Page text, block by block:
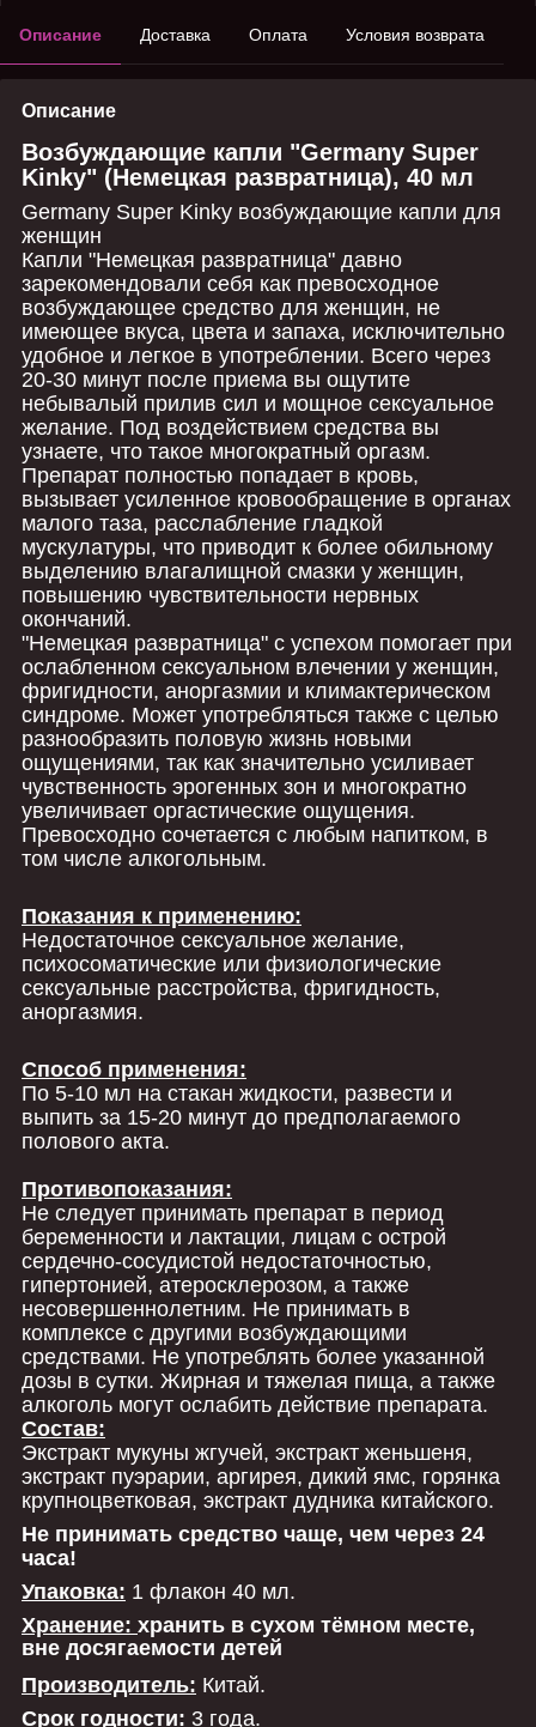
Описание Доставка Оплата Условия возврата
Описание
Возбуждающие капли "Germany Super
Kinky" (Немецкая развратница), 40 мл
Germany Super Kinky возбуждающие капли для
женщин
Капли "Немецкая развратница" давно
зарекомендовали себя как превосходное
возбуждающее средство для женщин, не
имеющее вкуса, цвета и запаха, исключительно
удобное и легкое в употреблении. Всего через
20-30 минут после приема вы ощутите
небывалый прилив сил и мощное сексуальное
желание. Под воздействием средства вы
узнаете, что такое многократный оргазм.
Препарат полностью попадает в кровь,
вызывает усиленное кровообращение в органах
малого таза, расслабление гладкой
мускулатуры, что приводит к более обильному
выделению влагалищной смазки у женщин,
повышению чувствительности нервных
окончаний.
"Немецкая развратница" с успехом помогает при
ослабленном сексуальном влечении у женщин,
фригидности, аноргазмии и климактерическом
синдроме. Может употребляться также с целью
разнообразить половую жизнь новыми
ощущениями, так как значительно усиливает
чувственность эрогенных зон и многократно
увеличивает оргастические ощущения.
Превосходно сочетается с любым напитком, в
том числе алкогольным.
Показания к применению:
Недостаточное сексуальное желание,
психосоматические или физиологические
сексуальные расстройства, фригидность,
аноргазмия.
Способ применения:
По 5-10 мл на стакан жидкости, развести и
выпить за 15-20 минут до предполагаемого
полового акта.
Противопоказания:
Не следует принимать препарат в период
беременности и лактации, лицам с острой
сердечно-сосудистой недостаточностью,
гипертонией, атеросклерозом, а также
несовершеннолетним. Не принимать в
комплексе с другими возбуждающими
средствами. Не употреблять более указанной
дозы в сутки. Жирная и тяжелая пища, а также
алкоголь могут ослабить действие препарата.
Состав:
Экстракт мукуны жгучей, экстракт женьшеня,
экстракт пуэрарии, аргирея, дикий ямс, горянка
крупноцветковая, экстракт дудника китайского.
Не принимать средство чаще, чем через 24
часа!
Упаковка: 1 флакон 40 мл.
Хранение: хранить в сухом тёмном месте,
вне досягаемости детей
Производитель: Китай.
Срок годности: 3 года.